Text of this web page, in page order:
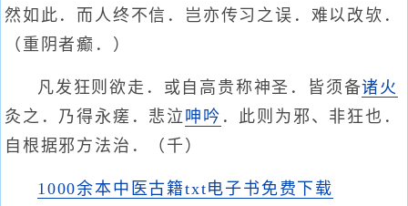
然如此．而人终不信．岂亦传习之误．难以改欤．
（重阴者癫．）
凡发狂则欲走．或自高贵称神圣．皆须备诸火
灸之．乃得永瘥．悲泣 呻吟 ．此则为邪、非狂也．
自根据邪方法治．（千）
1000余本中医古籍txt电子书免费下载